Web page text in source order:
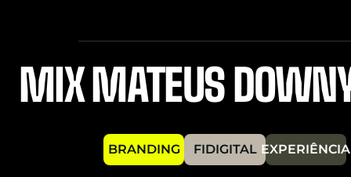
BRANDING FIDIGITAL EXPERIÊNCIA
MIX MATEUS